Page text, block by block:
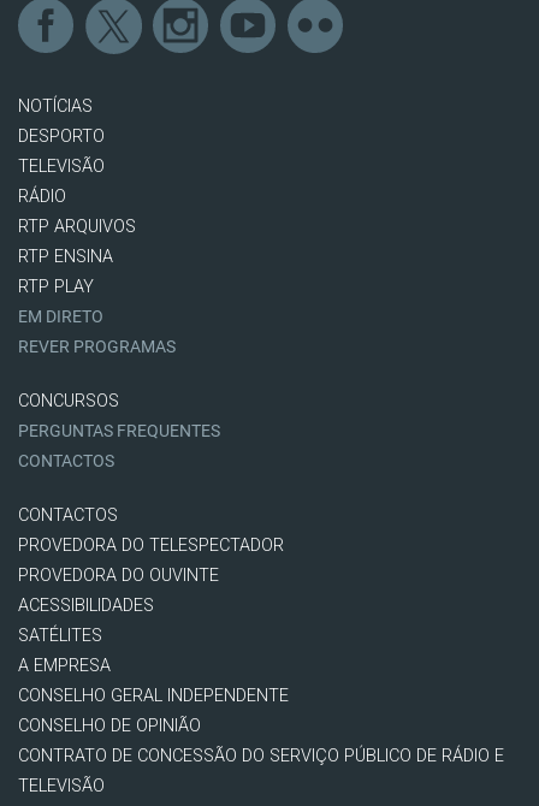
NOTÍCIAS
DESPORTO
TELEVISÃO
RÁDIO
RTP ARQUIVOS
RTP ENSINA
RTP PLAY
EM DIRETO
REVER PROGRAMAS
CONCURSOS
PERGUNTAS FREQUENTES
CONTACTOS
CONTACTOS
PROVEDORA DO TELESPECTADOR
PROVEDORA DO OUVINTE
ACESSIBILIDADES
SATÉLITES
A EMPRESA
CONSELHO GERAL INDEPENDENTE
CONSELHO DE OPINIÃO
CONTRATO DE CONCESSÃO DO SERVIÇO PÚBLICO DE RÁDIO E
TELEVISÃO